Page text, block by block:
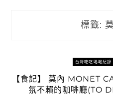
標籤:
台灣吃吃喝喝紀錄
【食記】 莫內 MONET
氛不賴的咖啡廳(TO